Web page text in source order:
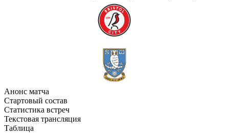
Анонс матча
Стартовый состав
Статистика встреч
Текстовая трансляция
Таблица